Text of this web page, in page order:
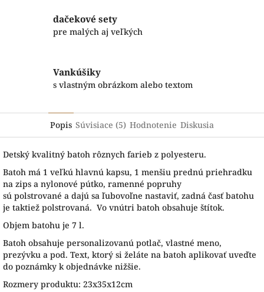
dačekové sety
pre malých aj veľkých
Vankúšiky
s vlastným obrázkom alebo textom
Popis Súvisiace (5) Hodnotenie Diskusia
Detský kvalitný batoh rôznych farieb z polyesteru.
Batoh má 1 veľkú hlavnú kapsu, 1 menšiu prednú priehradku
na zips a nylonové pútko, ramenné popruhy
sú polstrované a dajú sa ľubovoľne nastaviť, zadná časť batohu
je taktiež polstrovaná. Vo vnútri batoh obsahuje štítok.
Objem batohu je 7 l.
Batoh obsahuje personalizovanú potlač, vlastné meno,
prezývku a pod. Text, ktorý si želáte na batoh aplikovať uveďte
do poznámky k objednávke nižšie.
Rozmery produktu: 23x35x12cm